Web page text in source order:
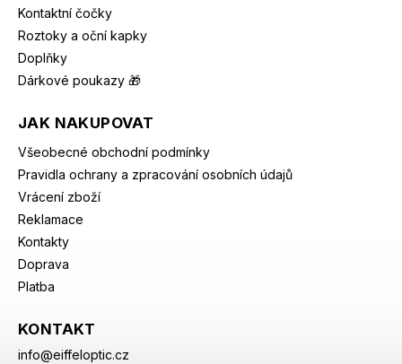
Kontaktní čočky
Roztoky a oční kapky
Doplňky
Dárkové poukazy 🎁
JAK NAKUPOVAT
Všeobecné obchodní podmínky
Pravidla ochrany a zpracování osobních údajů
Vrácení zboží
Reklamace
Kontakty
Doprava
Platba
KONTAKT
info@eiffeloptic.cz